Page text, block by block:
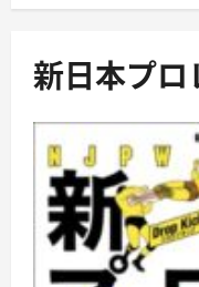
ニ
ー
新日本プロ